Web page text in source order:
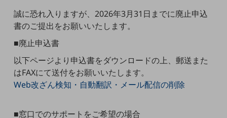
顧客体験（CX）改善
自動化・省電化
人材不足解消
業種・業態で探す
業種・業態で探すTOP
自治体
誠に恐れ入りますが、2026年3月31日までに廃止申込
書のご提出をお願いいたします。
■廃止申込書
以下ページより申込書をダウンロードの上、郵送また
はFAXにて送付をお願いいたします。
Web改ざん検知・自動翻訳・メール配信の削除
■窓口でのサポートをご希望の場合